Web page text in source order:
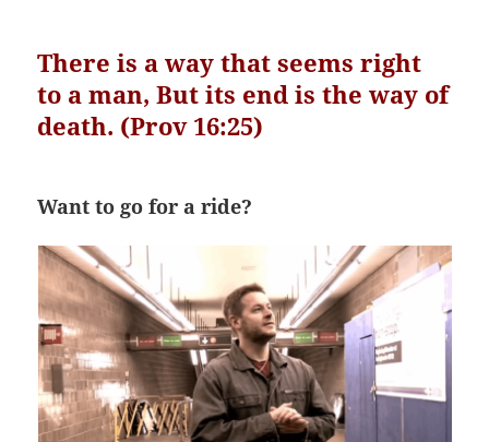
There is a way that seems right
to a man,But its end is the way of
death. (Prov 16:25)
Want to go for a ride?